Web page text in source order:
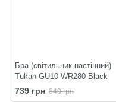
Бра (світильник настінний)
Tukan GU10 WR280 Black
739 грн 840 грн